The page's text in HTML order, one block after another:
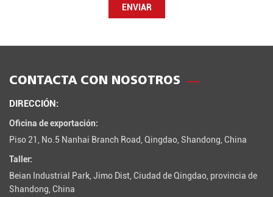
ENVIAR
CONTACTA CON NOSOTROS
DIRECCIÓN:
Oficina de exportación:
Piso 21, No.5 Nanhai Branch Road, Qingdao, Shandong, China
Taller:
Beian Industrial Park, Jimo Dist, Ciudad de Qingdao, provincia de
Shandong, China